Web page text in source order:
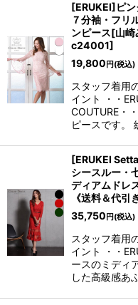
[ERUKEI]ピン
７分袖・フリ
ンピース[山
c24001]
19,800 円 (税込)
スタッフ着用
イント ・・
COUTURE・
ピースです。
[ERUKEI
シースルー・
ディアムドレ
《送料＆代
35,750 円 (税込)
スタッフ着用
イント ・・
ースのミディ
した高級感あ